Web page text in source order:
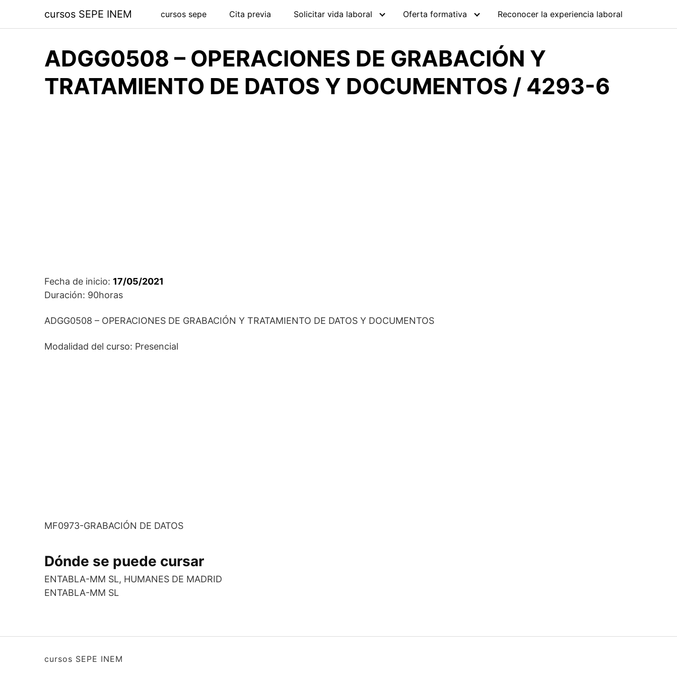
contenido
cursos SEPE INEM cursos sepe Cita previa Solicitar vida laboral Oferta formativa Reconocer la experiencia laboral
ADGG0508 – OPERACIONES DE GRABACIÓN Y
TRATAMIENTO DE DATOS Y DOCUMENTOS / 4293-6
Fecha de inicio: 17/05/2021
Duración: 90horas
ADGG0508 – OPERACIONES DE GRABACIÓN Y TRATAMIENTO DE DATOS Y DOCUMENTOS
Modalidad del curso: Presencial
MF0973-GRABACIÓN DE DATOS
Dónde se puede cursar
ENTABLA-MM SL, HUMANES DE MADRID
ENTABLA-MM SL
cursos SEPE INEM